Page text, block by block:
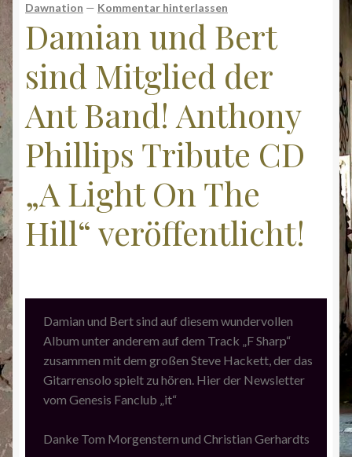
Dawnation — Kommentar hinterlassen
Damian und Bert
sind Mitglied der
Ant Band! Anthony
Phillips Tribute CD
„A Light On The
Hill“ veröffentlicht!
Damian und Bert sind auf diesem wundervollen
Album unter anderem auf dem Track „F Sharp“
zusammen mit dem großen Steve Hackett, der das
Gitarrensolo spielt zu hören. Hier der Newsletter
vom Genesis Fanclub „it“
Danke Tom Morgenstern und Christian Gerhardts